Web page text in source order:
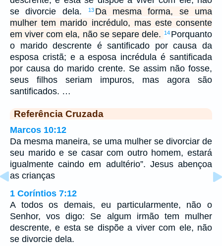
se divorcie dela.
13 Da mesma forma, se uma
mulher tem marido incrédulo, mas este consente
em viver com ela, não se separe dele.
14 Porquanto
o marido descrente é santificado por causa da
esposa cristã; e a esposa incrédula é santificada
por causa do marido crente. Se assim não fosse,
seus filhos seriam impuros, mas agora são
santificados. …
Referência Cruzada
Marcos 10:12
Da mesma maneira, se uma mulher se divorciar de
seu marido e se casar com outro homem, estará
igualmente caindo em adultério”. Jesus abençoa
as crianças
1 Coríntios 7:12
A todos os demais, eu particularmente, não o
Senhor, vos digo: Se algum irmão tem mulher
descrente, e esta se dispõe a viver com ele, não
se divorcie dela.